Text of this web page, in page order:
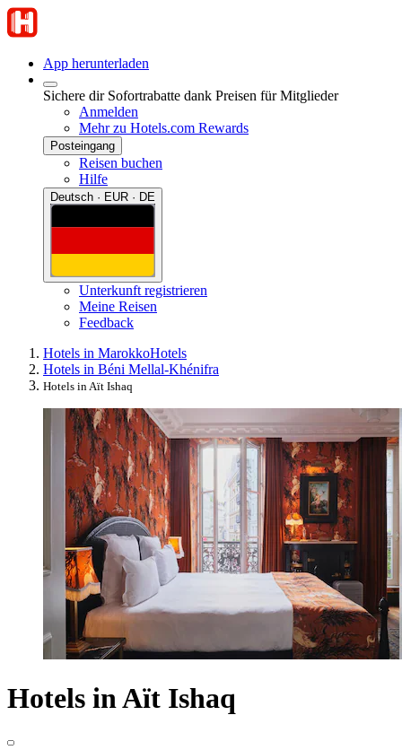
App herunterladen
Sichere dir Sofortrabatte dank Preisen für Mitglieder
Anmelden
Mehr zu Hotels.com Rewards
Posteingang
Reisen buchen
Hilfe
Deutsch · EUR · DE
Unterkunft registrieren
Meine Reisen
Feedback
Hotels in MarokkoHotels
Hotels in Béni Mellal-Khénifra
Hotels in Aït Ishaq
Hotels in Aït Ishaq